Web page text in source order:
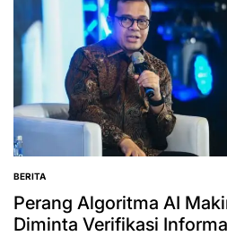
POSTED
IN
BERITA
Perang Algoritma AI
Diminta Verifikasi